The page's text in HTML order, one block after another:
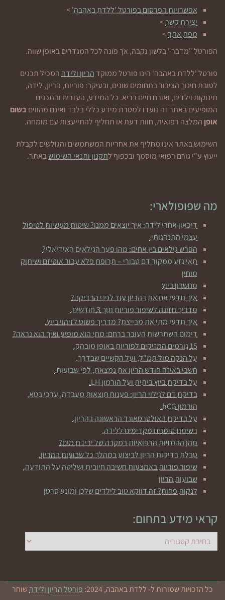
אפשרויות הפרסום בפורטל 'ללדת באהבה'>
יצירת קשר>
מפת אתר>
הפורטל "מדבר" בלשון נקבה, אך פונה לכל המגדרים באופן שווה.
פורטל 'ללדת באהבה' הינו פורטל ממוקד הריון ולידההמכיל תכנים
לטובת חינוך הציבור בתחומים שונים, ובעיקר: פוריות, הריון, לידה,
תינוקות וילדים, ואורח חיים בריא. כל המידע, העזרים והתכנים
המופיעים באתר זה נועדו למטרת מידע כללי בלבד ואינם מהוויםבשום
אופן המלצה רפואית, חוות דעת או תחליף להתייעצות עם מומחה.
השימוש באתר אינו מחליף את אחריות המשתמשים והגולשים לקבלת
ייעוץ ע"י גורם רפואי מוסמך ובכפוף לתקנון ותנאי השימושבאתר.
מה שפופולארי:
דיכאון אחרי לידה: איך יוצאים ממנו? שיטות מעשיות לטיפול
עצמי התנהגותי.
הפרש גילאים בין אחים: מהו פער הגילאים האידיאלי?
תאי גזע ממקור דם טבורי – תרופת פלא עבור אוטיזם ושיתוק
מוחין
מחשבון ביוץ
איך תדעי אם את בהריון עוד לפני הבדיקה?
מדריך תזונה לשיפור פוריות תוך 3 חודשים.
איך תדעי מתי את מבייצת? מדריך פשוט לזיהוי ביוץ.
דימום השתרשות העובר ברחם: מתי הוא מופיע ואיך הוא נראה?
15 גורמים המזיקים לפוריות באופן מובהק.
על הנקה מול תמ"ל, ועל הקשיים שבדרך.
חשבי באיזה חודש הריון את נמצאת, לפי שבועות.
על בדיקת ביוץ ביתית ועל הורמון LH.
בדיקת דם לגילוי הריון: פענוח תוצאות מעבדה, ערכי בטא,
הורמון hCG.
על בדיקת האולטרסאונד הראשונה בהריון.
רשימת סימנים מקדימים ללידה.
מהן ההנחיות הרפואיות במקרה של ירידת מים?
טבלת בדיקות הריון לביצוע במהלך כל שבועות ההריון.
שיפור פוריות באמצעות חשיבה חיובית ושליטה על התודעה.
שבועות הריון
לנקות פחות? זה דווקא טוב לילדים שלכן ומונע סרטן
קראי מידע בתחום:
קראי
מידע
כל הזכויות שמורות ל- ללדת באהבה, 2024: פורטל הריון ולידהשוחר